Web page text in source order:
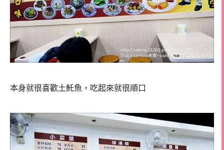
本身就很喜歡土魠魚，吃起來就很順口